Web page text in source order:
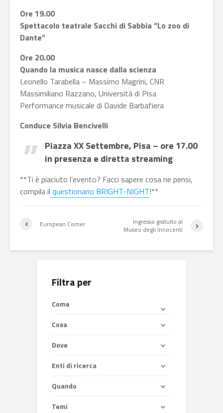
Ore 19.00
Spettacolo teatrale Sacchi di Sabbia “Lo zoo di
Dante”
Ore 20.00
Quando la musica nasce dalla scienza
Leonello Tarabella – Massimo Magrini, CNR
Massimiliano Razzano, Università di Pisa
Performance musicale di Davide Barbafiera
Conduce Silvia Bencivelli
Piazza XX Settembre, Pisa – ore 17.00
in presenza e diretta streaming
**Ti è piaciuto l’evento? Facci sapere cosa ne pensi,
compila il questionario BRIGHT-NIGHT!**
European Corner
Ingresso gratuito al
Museo degli Innocenti
Filtra per
Come
Cosa
Dove
Enti di ricerca
Quando
Temi